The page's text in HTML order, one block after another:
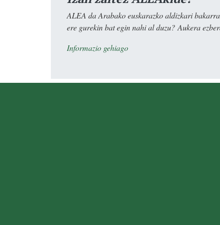
ALEA da Arabako euskarazko aldizkari
ere gurekin bat egin nahi al duzu? Aukera
Informazio gehiago